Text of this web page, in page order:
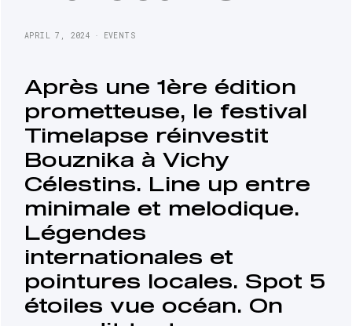
Après une 1ère édition
prometteuse, le festival
Timelapse réinvestit
Bouznika à Vichy
Célestins. Line up entre
minimale et melodique.
Légendes
internationales et
pointures locales. Spot 5
étoiles vue océan. On
EVENTS
APRIL 7, 2024